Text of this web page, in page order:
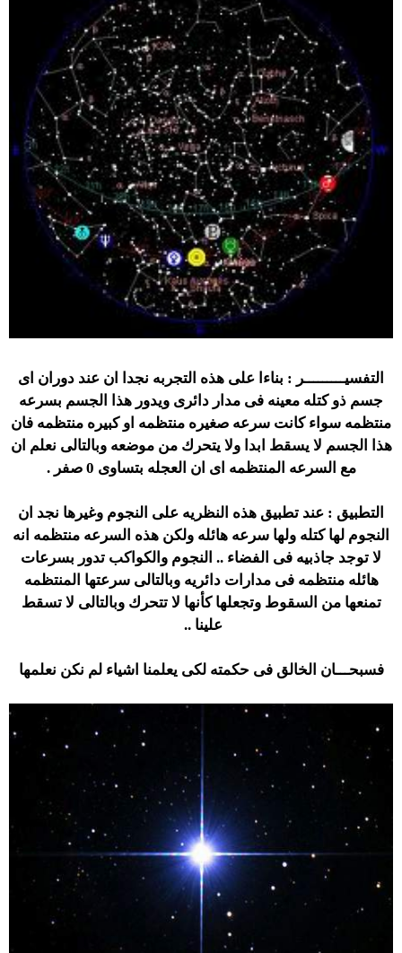
التفسيـــــــــر : بناءا على هذه التجربه نجدا ان عند دوران اى
جسم ذو كتله معينه فى مدار دائرى ويدور هذا الجسم بسرعه
منتظمه سواء كانت سرعه صغيره منتظمه او كبيره منتظمه فان
هذا الجسم لا يسقط ابدا ولا يتحرك من موضعه وبالتالى نعلم ان
مع السرعه المنتظمه اى ان العجله بتساوى 0 صفر .
التطبيق : عند تطبيق هذه النظريه على النجوم وغيرها نجد ان
النجوم لها كتله ولها سرعه هائله ولكن هذه السرعه منتظمه انه
لا توجد جاذبيه فى الفضاء .. النجوم والكواكب تدور بسرعات
هائله منتظمه فى مدارات دائريه وبالتالى سرعتها المنتظمه
تمنعها من السقوط وتجعلها كأنها لا تتحرك وبالتالى لا تسقط
علينا ..
فسبحـــان الخالق فى حكمته لكى يعلمنا اشياء لم نكن نعلمها